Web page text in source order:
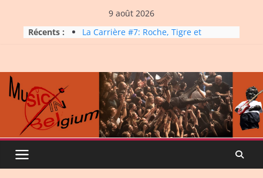
content
9 août 2026
Récents :
La Carrière #7: Roche, Tigre et
Micro Festival #16, maxi line-
Dynatop3 – 26 juillet 2026